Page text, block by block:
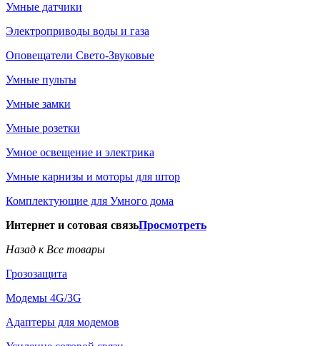
Умные датчики
Электроприводы воды и газа
Оповещатели Свето-Звуковые
Умные пульты
Умные замки
Умные розетки
Умное освещение и электрика
Умные карнизы и моторы для штор
Комплектующие для Умного дома
Интернет и сотовая связьПросмотреть
Назад к Все товары
Грозозащита
Модемы 4G/3G
Адаптеры для модемов